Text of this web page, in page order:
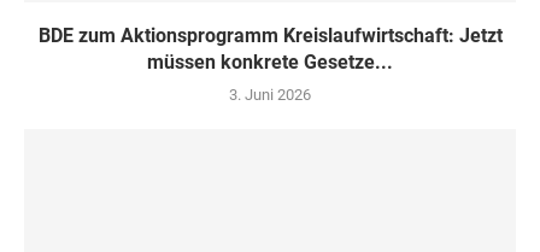
BDE zum Aktionsprogramm Kreislaufwirtschaft: Jetzt
müssen konkrete Gesetze...
3. Juni 2026